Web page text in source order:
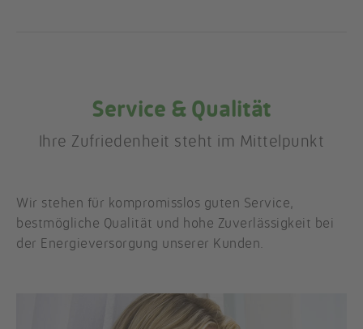
Service & Qualität
Ihre Zufriedenheit steht im Mittelpunkt
Wir stehen für kompromisslos guten Service,
bestmögliche Qualität und hohe Zuverlässigkeit bei
der Energieversorgung unserer Kunden.